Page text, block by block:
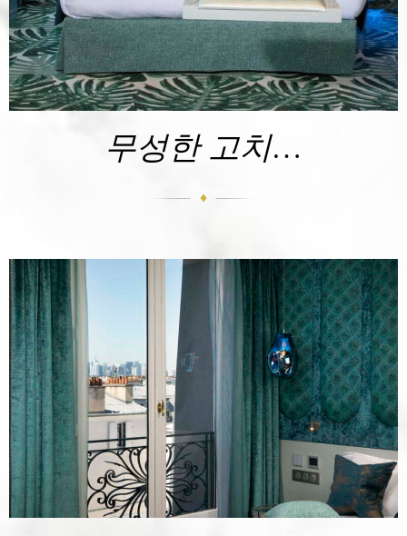
무성한 고치…